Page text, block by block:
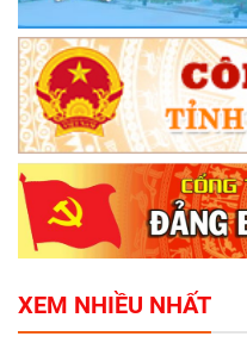
XEM NHIỀU NHẤT